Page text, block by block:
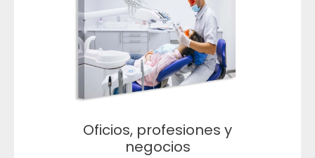
Oficios, profesiones y
negocios